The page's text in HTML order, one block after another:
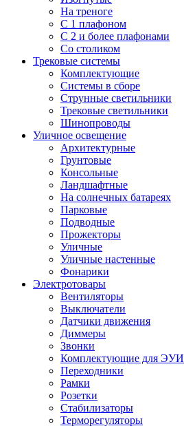
На треноге
С 1 плафоном
С 2 и более плафонами
Со столиком
Трековые системы
Комплектующие
Системы в сборе
Струнные светильники
Трековые светильники
Шинопроводы
Уличное освещение
Архитектурные
Грунтовые
Консольные
Ландшафтные
На солнечных батареях
Парковые
Подводные
Прожекторы
Уличные
Уличные настенные
Фонарики
Электротовары
Вентиляторы
Выключатели
Датчики движения
Диммеры
Звонки
Комплектующие для ЭУИ
Переходники
Рамки
Розетки
Стабилизаторы
Терморегуляторы